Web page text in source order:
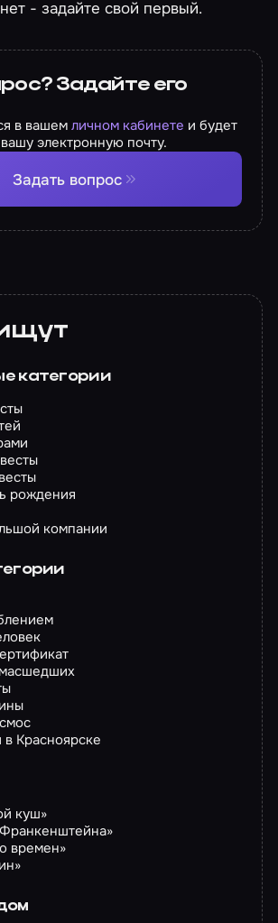
- задайте свой первый.
Задайте его
в вашемличном кабинете и будет
электронную почту.
Задать вопрос
категории
рождения
компании
в Красноярске
куш»
времен»